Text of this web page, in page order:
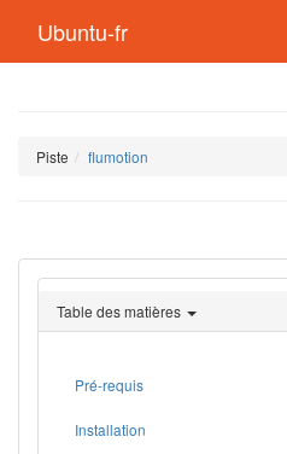
Ubuntu-fr
Piste flumotion
Table des matières
Pré-requis
Installation